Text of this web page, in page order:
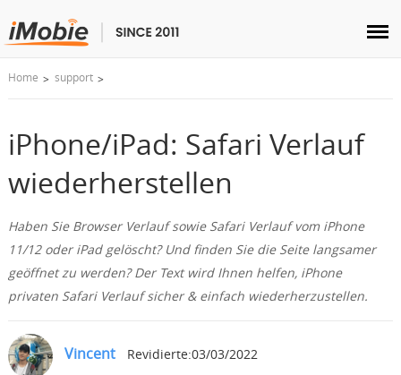
Entsperren & Wiederherstellen
Übertragen
Multimedia
Dienstprogramme
Lösungen
Store
Home support
iPhone/iPad: Safari Verlauf
wiederherstellen
Haben Sie Browser Verlauf sowie Safari Verlauf vom iPhone
11/12 oder iPad gelöscht? Und finden Sie die Seite langsamer
geöffnet zu werden? Der Text wird Ihnen helfen, iPhone
privaten Safari Verlauf sicher & einfach wiederherzustellen.
Vincent Revidierte:03/03/2022